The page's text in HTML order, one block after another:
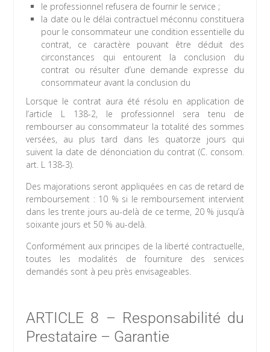
le professionnel refusera de fournir le service ;
la date ou le délai contractuel méconnu constituera
pour le consommateur une condition essentielle du
contrat, ce caractère pouvant être déduit des
circonstances qui entourent la conclusion du
contrat ou résulter d’une demande expresse du
consommateur avant la conclusion du
Lorsque le contrat aura été résolu en application de
l’article L 138-2, le professionnel sera tenu de
rembourser au consommateur la totalité des sommes
versées, au plus tard dans les quatorze jours qui
suivent la date de dénonciation du contrat (C. consom.
art. L 138-3).
Des majorations seront appliquées en cas de retard de
remboursement : 10 % si le remboursement intervient
dans les trente jours au-delà de ce terme, 20 % jusqu’à
soixante jours et 50 % au-delà.
Conformément aux principes de la liberté contractuelle,
toutes les modalités de fourniture des services
demandés sont à peu près envisageables.
ARTICLE 8 – Responsabilité du
Prestataire – Garantie